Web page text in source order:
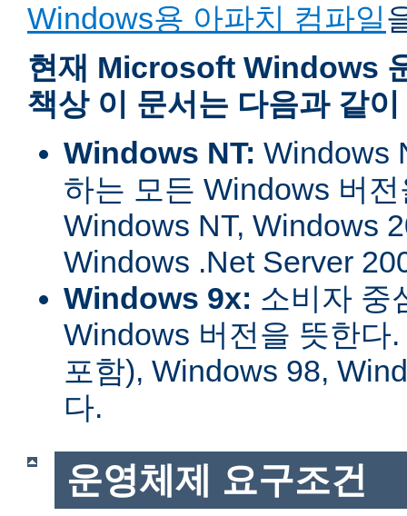
Windows용 아파치 컴파일
현재 Microsoft Windows
책상 이 문서는 다음과 같
Windows NT: Windows
하는 모든 Windows 버
Windows NT, Windows
Windows .Net Server
Windows 9x: 소비자 중
Windows 버전을 뜻한다
포함), Windows 98,
다.
운영체제 요구조건